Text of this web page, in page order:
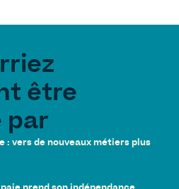
être
par
: vers de nouveaux métiers plus